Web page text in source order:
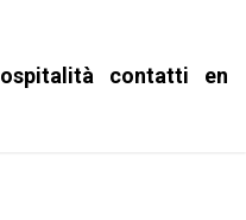
ospitalità contatti en